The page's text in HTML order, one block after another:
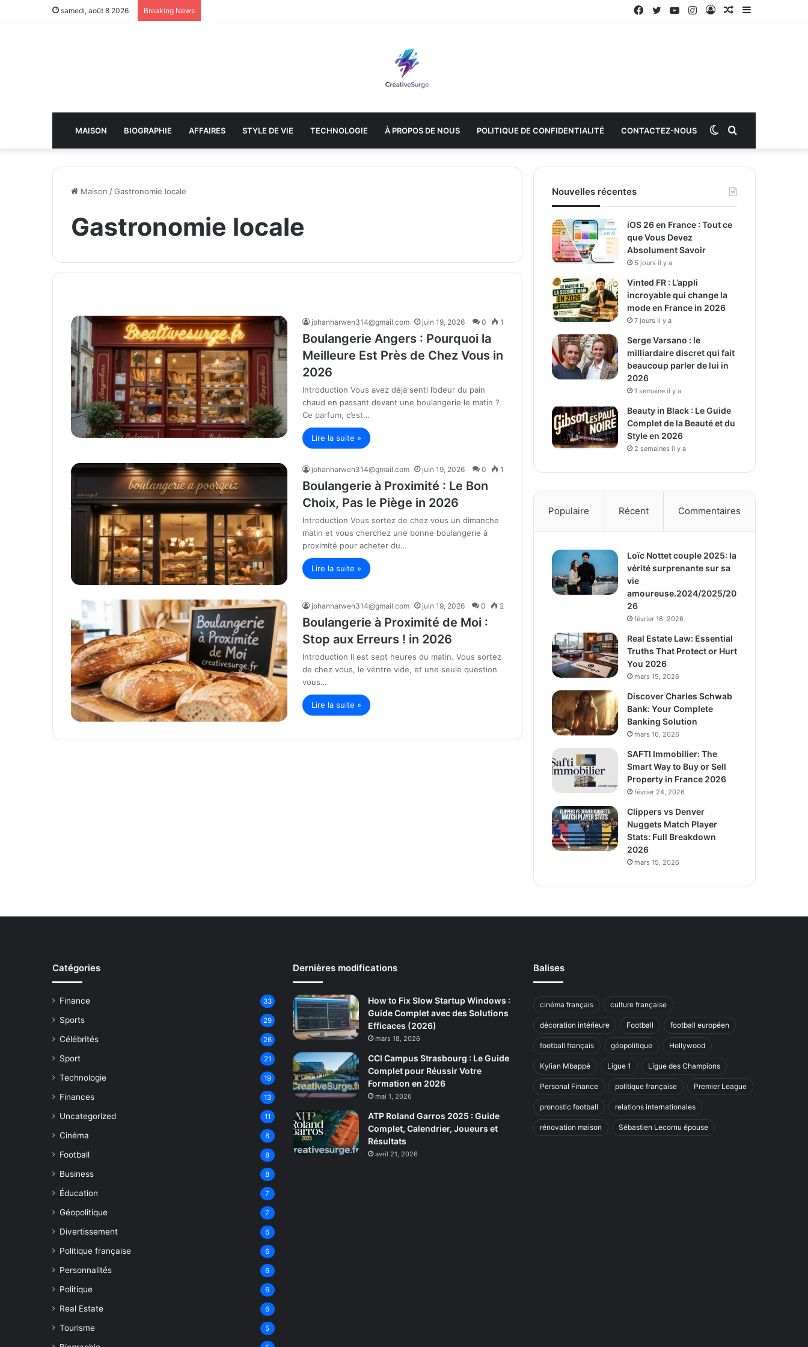
samedi, août 8 2026 Breaking News
Sidebar
Article
Connexion
Instagram
YouTube
Twitter
Facebook
MAISON BIOGRAPHIE AFFAIRES STYLE DE VIE TECHNOLOGIE À PROPOS DE NOUS POLITIQUE DE CONFIDENTIALITÉ CONTACTEZ-NOUS Rechercher
Switch
skin
Maison /Gastronomie locale
Gastronomie locale
johanharwen314@gmail.com juin 19, 2026 0 1
Boulangerie Angers : Pourquoi la
Meilleure Est Près de Chez Vous in
2026
Introduction Vous avez déjà senti l’odeur du pain
chaud en passant devant une boulangerie le matin ?
Ce parfum, c’est…
Lire la suite »
johanharwen314@gmail.com juin 19, 2026 0 1
Boulangerie à Proximité : Le Bon
Choix, Pas le Piège in 2026
Introduction Vous sortez de chez vous un dimanche
matin et vous cherchez une bonne boulangerie à
proximité pour acheter du…
Lire la suite »
johanharwen314@gmail.com juin 19, 2026 0 2
Boulangerie à Proximité de Moi :
Stop aux Erreurs ! in 2026
Introduction Il est sept heures du matin. Vous sortez
de chez vous, le ventre vide, et une seule question
vous…
Lire la suite »
Nouvelles récentes
iOS 26 en France : Tout ce
que Vous Devez
Absolument Savoir
5 jours il y a
Vinted FR : L’appli
incroyable qui change la
mode en France in 2026
7 jours il y a
Serge Varsano : le
milliardaire discret qui fait
beaucoup parler de lui in
2026
1 semaine il y a
Beauty in Black : Le Guide
Complet de la Beauté et du
Style en 2026
2 semaines il y a
Populaire Récent Commentaires
Loïc Nottet couple 2025: la
vérité surprenante sur sa
vie
amoureuse.2024/2025/20
26
février 16, 2026
Real Estate Law: Essential
Truths That Protect or Hurt
You 2026
mars 15, 2026
Discover Charles Schwab
Bank: Your Complete
Banking Solution
mars 16, 2026
SAFTI Immobilier: The
Smart Way to Buy or Sell
Property in France 2026
février 24, 2026
Clippers vs Denver
Nuggets Match Player
Stats: Full Breakdown
2026
mars 15, 2026
Catégories
Finance 33
Sports 29
Célébrités 26
Sport 21
Technologie 19
Finances 13
Uncategorized 11
Cinéma 8
Football 8
Business 8
Éducation 7
Géopolitique 7
Divertissement 6
Politique française 6
Personnalités 6
Politique 6
Real Estate 6
Tourisme 5
Dernières modifications
How to Fix Slow Startup Windows :
Guide Complet avec des Solutions
Efficaces (2026)
mars 18, 2026
CCI Campus Strasbourg : Le Guide
Complet pour Réussir Votre
Formation en 2026
mai 1, 2026
ATP Roland Garros 2025 : Guide
Complet, Calendrier, Joueurs et
Résultats
avril 21, 2026
Balises
cinéma français culture française
décoration intérieure Football football européen
football français géopolitique Hollywood
Kylian Mbappé Ligue 1 Ligue des Champions
Personal Finance politique française Premier League
pronostic football relations internationales
rénovation maison Sébastien Lecornu épouse